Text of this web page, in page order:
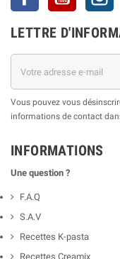
LETTRE
Vous pouvez vous
informations de contact
INFORMATIONS
Une question ?
F.A.Q
S.A.V
Recettes K-pasta
Recettes Creamix